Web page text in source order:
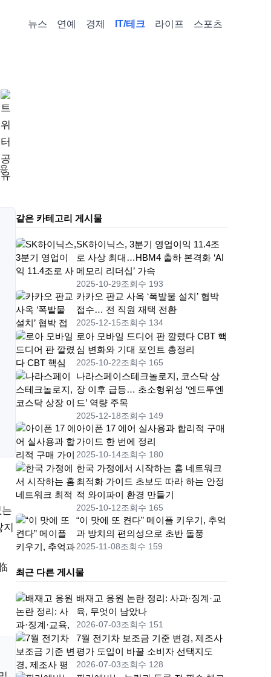
뉴스 연예 경제 IT/테크 라이프 스포츠
같은 카테고리 게시물
SK하이닉스, 3분기 영업이익 11.4조
로 사상 최대…HBM4 출하 본격화 ‘AI
메모리 리더십’ 가속
2025-10-29조회수 193
카카오 판교 사옥 ‘폭발물 설치’ 협박
접수… 전 직원 재택 전환
2025-12-15조회수 134
로아 모바일 드디어 판 깔렸다 CBT 핵
심 변화와 기대 포인트 총정리
2025-10-22조회수 165
나라스페이스테크놀로지, 코스닥 상
장 이후 급등… 초소형위성 ‘엔드투엔
드’ 역량 주목
2025-12-18조회수 149
아이폰 17 에어 실사용과 합리적 구매
가이드 한 번에 정리
2025-10-14조회수 180
한국 가정에서 시작하는 홈 네트워크
최적화 가이드 초보도 따라 하는 안정
적 와이파이 환경 만들기
2025-10-12조회수 165
“이 맛에 또 켠다” 메이플 키우기, 추억
과 방치의 편의성으로 초반 돌풍
2025-11-08조회수 159
최근 다른 게시물
배재고 응원 논란 정리: 사과·징계·교
육, 무엇이 남았나
2026-07-03조회수 151
7월 전기차 보조금 기준 변경, 제조사
평가 도입이 바꿀 소비자 선택지도
2026-07-03조회수 128